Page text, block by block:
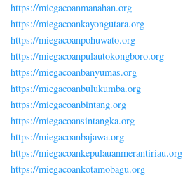
https://miegacoanmanahan.org
https://miegacoankayongutara.org
https://miegacoanpohuwato.org
https://miegacoanpulautokongboro.org
https://miegacoanbanyumas.org
https://miegacoanbulukumba.org
https://miegacoanbintang.org
https://miegacoansintangka.org
https://miegacoanbajawa.org
https://miegacoankepulauanmerantiriau.org
https://miegacoankotamobagu.org